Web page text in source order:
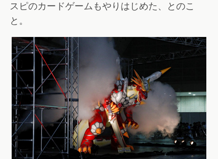
スピのカードゲームもやりはじめた、とのこ
と。